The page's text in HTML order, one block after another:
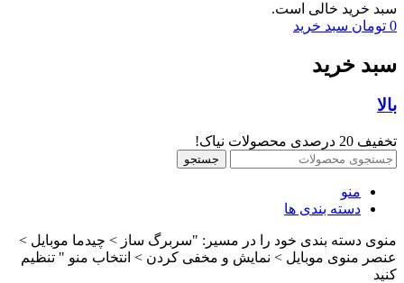
سبد خرید خالی است.
0 تومان سبد خرید
سبد خرید
بالا
تخفیف 20 درصدی محصولات نیاک!
جستجو
منو
دسته بندی ها
منوی دسته بندی خود را در مسیر: "سربرگ ساز > چیدما موبایل >
عنصر منوی موبایل > نمایش و مخفی کردن > انتخاب منو " تنظیم
کنید